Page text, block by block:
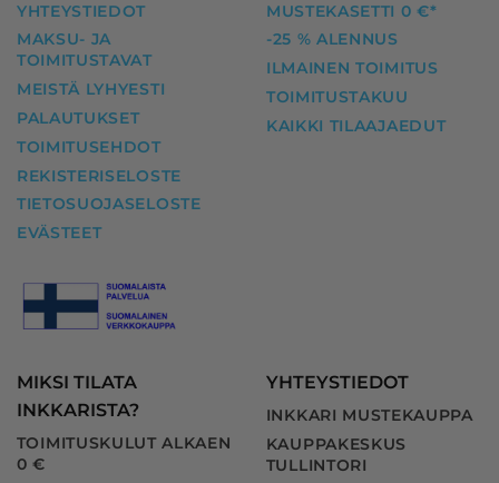
YHTEYSTIEDOT
MAKSU- JA
TOIMITUSTAVAT
MEISTÄ LYHYESTI
PALAUTUKSET
TOIMITUSEHDOT
REKISTERISELOSTE
TIETOSUOJASELOSTE
EVÄSTEET
MUSTEKASETTI 0 €*
-25 % ALENNUS
ILMAINEN TOIMITUS
TOIMITUSTAKUU
KAIKKI TILAAJAEDUT
MIKSI TILATA
INKKARISTA?
TOIMITUSKULUT ALKAEN
0 €
YHTEYSTIEDOT
INKKARI MUSTEKAUPPA
KAUPPAKESKUS
TULLINTORI